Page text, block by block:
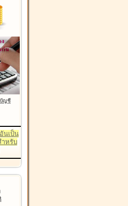
บัญชี
นเป็น
หรับ